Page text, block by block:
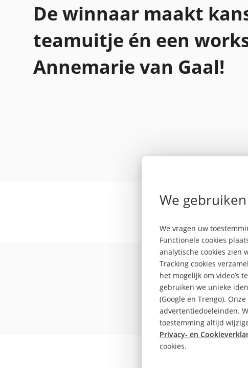
We
We vragen uw
Functionele cookies
analytische cookies zien
Tracking cookies
het mogelijk om video’s
gebruiken we unieke
(Google en Trengo).
advertentiedoeleinden.
toestemming altijd
Privacy- en
cookies.
De winnaar maakt
teamuitje én een
Annemarie van Gaal!
De